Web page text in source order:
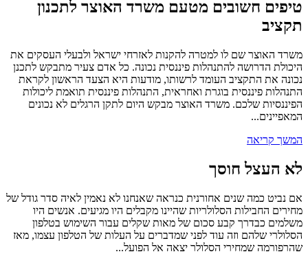
טיפים חשובים מטעם משרד האוצר לתכנון
תקציב
משרד האוצר שם לו למטרה להקנות לאזרחי ישראל ולבעלי העסקים את
היכולת הדרושה להתנהלות פיננסית נכונה. כל אדם צעיר מתבקש לתכנן
נכונה את התקציב העומד לרשותו, מודעות היא הצעד הראשון לקראת
התנהלות פיננסית בוגרת ואחראית, התנהלות פיננסית תואמת ליכולות
הפיננסיות שלכם. משרד האוצר מבקש היום לתקן הרגלים לא נכונים
המאפיינים...
המשך קריאה
לא העצל חוסך
אם נביט כמה שנים אחורנית כנראה שאנחנו לא נאמין לאיה סדר גודל של
מחירים החבילות הסלולריות שהיינו מקבלים היו מגיעים. אנשים היו
משלמים כבדרך קבע סכום של מאות שקלים עבור השימוש בטלפון
הסלולרי שלהם וזה עוד לפני שמדברים על העלות של הטלפון עצמו, מאז
שהרפורמה שמחירי הסלולר יצאה אל הפועל...